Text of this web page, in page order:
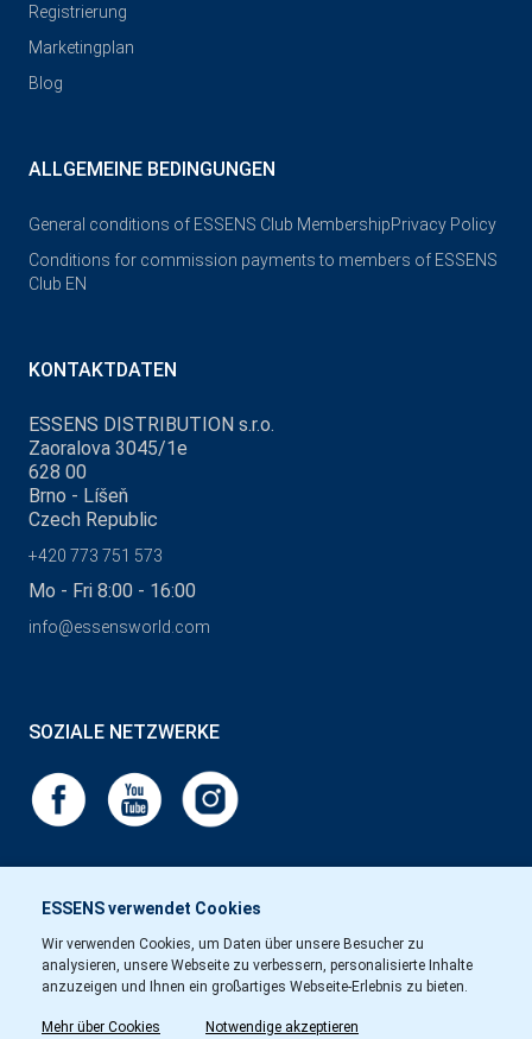
ESSENS verwendet Cookies
Wir verwenden Cookies, um Daten über unsere Besucher zu
analysieren, unsere Webseite zu verbessern, personalisierte Inhalte
anzuzeigen und Ihnen ein großartiges Webseite-Erlebnis zu bieten.
Mehr über Cookies Notwendige akzeptieren
Registrierung
Marketingplan
Blog
ALLGEMEINE BEDINGUNGEN
General conditions of ESSENS Club MembershipPrivacy Policy
Conditions for commission payments to members of ESSENS
Club EN
KONTAKTDATEN
ESSENS DISTRIBUTION s.r.o.
Zaoralova 3045/1e
628 00
Brno - Líšeň
Czech Republic
+420 773 751 573
Mo - Fri 8:00 - 16:00
info@essensworld.com
SOZIALE NETZWERKE